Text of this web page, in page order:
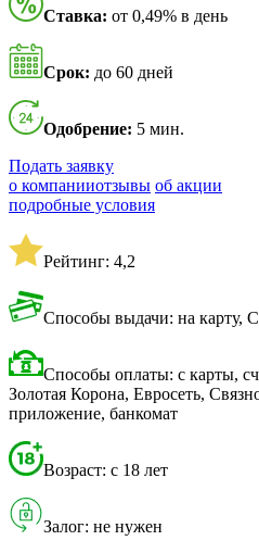
Ставка: от 0,49% в день
Срок: до 60 дней
Одобрение: 5 мин.
Подать заявку
о компанииотзывы об акции
подробные условия
Рейтинг: 4,2
Способы выдачи: на карту,
Способы оплаты: с карты,
Золотая Корона, Евросеть,
приложение, банкомат
Возраст: с 18 лет
Залог: не нужен